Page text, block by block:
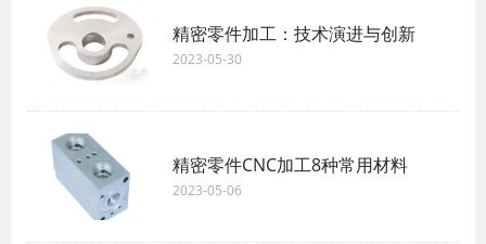
精密零件加工：技术演进与创新
2023-05-30
精密零件CNC加工8种常用材料
2023-05-06